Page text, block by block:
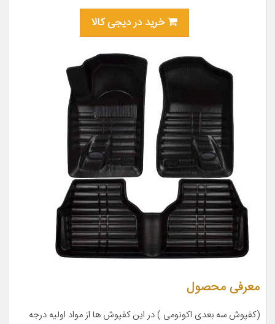
خرید در دیجی کالا
معرفی محصول
(کفپوش سه بعدی اکونومی ) در این کفپوش ها از مواد اولیه درجه